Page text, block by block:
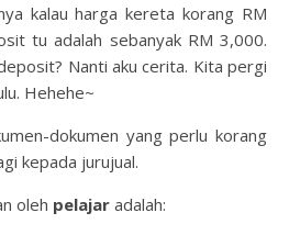
kalau harga kereta korang RM
tu adalah sebanyak RM 3,000.
Nanti aku cerita. Kita pergi
Hehehe~
dokumen yang perlu korang
kepada jurujual.
oleh pelajar adalah: